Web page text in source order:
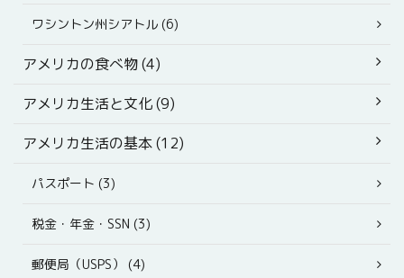
ワシントン州シアトル (6)
アメリカの食べ物 (4)
アメリカ生活と文化 (9)
アメリカ生活の基本 (12)
パスポート (3)
税金・年金・SSN (3)
郵便局（USPS） (4)